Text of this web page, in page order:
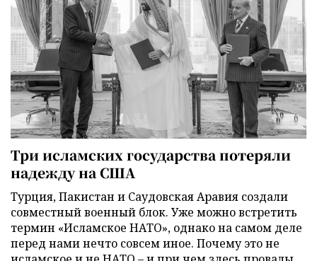
Три исламских государства потеряли
надежду на США
Турция, Пакистан и Саудовская Аравия создали
совместный военный блок. Уже можно встретить
термин «Исламское НАТО», однако на самом деле
перед нами нечто совсем иное. Почему это не